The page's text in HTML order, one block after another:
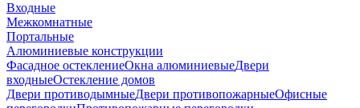
Входные
Межкомнатные
Портальные
Алюминиевые конструкции
Фасадное остеклениеОкна алюминиевыеДвери
входныеОстекление домов
Двери противодымныеДвери противопожарныеОфисные